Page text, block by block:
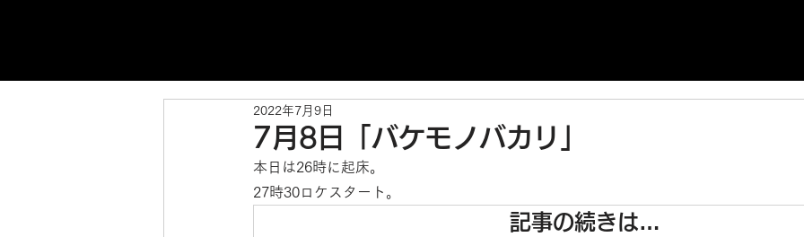
7月8日「バケモノバカリ」
2022年7月9日
本日は26時に起床。
27時30ロケスタート。
記事の続きは…